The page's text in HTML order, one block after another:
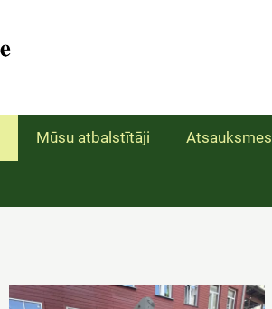
Mūsu atbalstītāji Atsauksmes